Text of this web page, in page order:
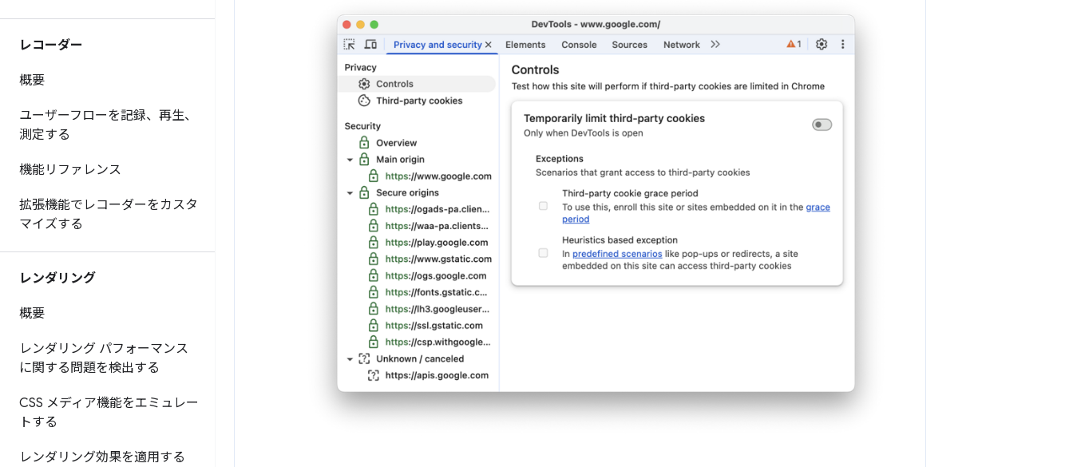
レコーダー
概要
ユーザーフローを記録、再生、
測定する
機能リファレンス
拡張機能でレコーダーをカスタ
マイズする
レンダリング
概要
レンダリング パフォーマンス
に関する問題を検出する
CSS メディア機能をエミュレー
トする
レンダリング効果を適用する